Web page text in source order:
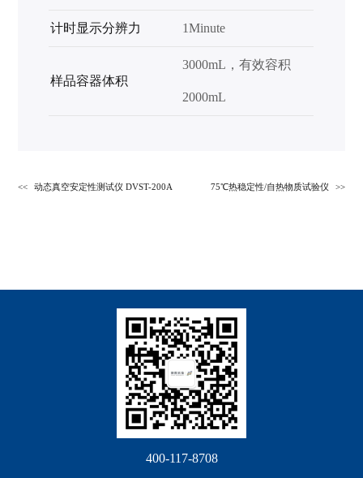
计时显示分辨力 1Minute
样品容器体积
3000mL，有效容积
2000mL
动态真空安定性测试仪 DVST-200A 75℃热稳定性/自热物质试验仪
400-117-8708